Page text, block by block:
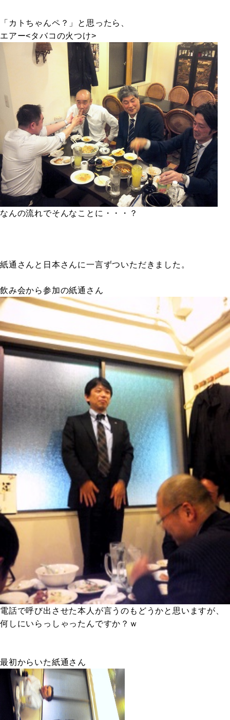
「カトちゃんペ？」と思ったら、
エアー<タバコの火つけ>
なんの流れでそんなことに・・・？
紙通さんと日本さんに一言ずついただきました。
飲み会から参加の紙通さん
電話で呼び出させた本人が言うのもどうかと思いますが、
何しにいらっしゃったんですか？ｗ
最初からいた紙通さん